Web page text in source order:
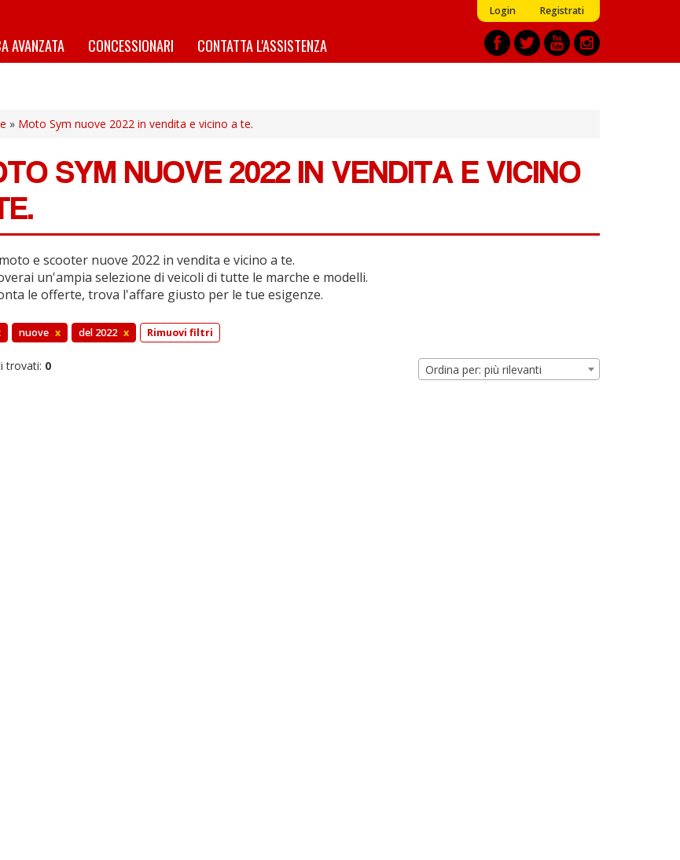
Login Registrati
AVANZATA CONCESSIONARI CONTATTA L'ASSISTENZA
» Moto Sym nuove 2022 in vendita e vicino a te.
SYM NUOVE 2022 IN VENDITA E VICINO
e scooter nuove 2022 in vendita e vicino a te.
un'ampia selezione di veicoli di tutte le marche e modelli.
le offerte, trova l'affare giusto per le tue esigenze.
nuove x del 2022 x Rimuovi filtri
trovati: 0 Ordina per: più rilevanti